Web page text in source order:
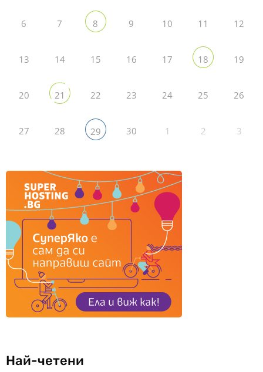
6 7 8 9 10 11 12
13 14 15 16 17 18 19
20 21 22 23 24 25 26
27 28 29 30 1 2 3
Най-четени